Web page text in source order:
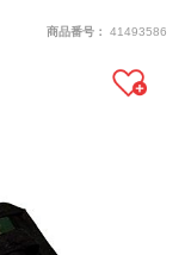
商品番号： 41493586